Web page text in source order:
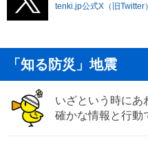
tenki.jp公式X（旧Twitter
「知る防災」地震
いざという時にあ
確かな情報と行動